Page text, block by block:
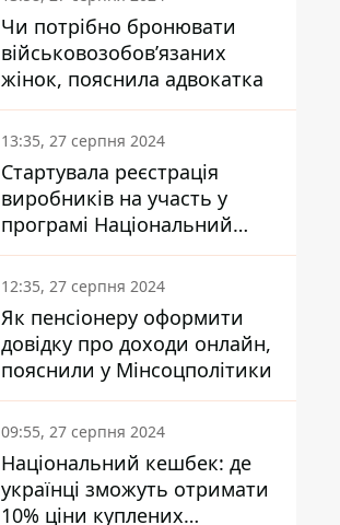
Чи потрібно бронювати
військовозобов’язаних
жінок, пояснила адвокатка
13:35, 27 серпня 2024
Стартувала реєстрація
виробників на участь у
програмі Національний
кешбек: як це зробити
через портал Дія
12:35, 27 серпня 2024
Як пенсіонеру оформити
довідку про доходи онлайн,
пояснили у Мінсоцполітики
09:55, 27 серпня 2024
Національний кешбек: де
українці зможуть отримати
10% ціни куплених